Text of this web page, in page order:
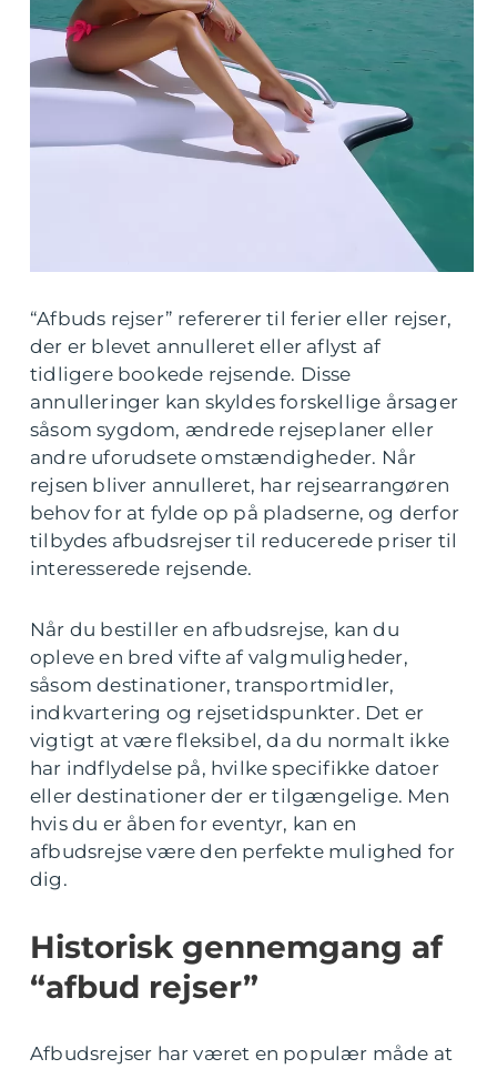
“Afbuds rejser” refererer til ferier eller rejser,
der er blevet annulleret eller aflyst af
tidligere bookede rejsende. Disse
annulleringer kan skyldes forskellige årsager
såsom sygdom, ændrede rejseplaner eller
andre uforudsete omstændigheder. Når
rejsen bliver annulleret, har rejsearrangøren
behov for at fylde op på pladserne, og derfor
tilbydes afbudsrejser til reducerede priser til
interesserede rejsende.
Når du bestiller en afbudsrejse, kan du
opleve en bred vifte af valgmuligheder,
såsom destinationer, transportmidler,
indkvartering og rejsetidspunkter. Det er
vigtigt at være fleksibel, da du normalt ikke
har indflydelse på, hvilke specifikke datoer
eller destinationer der er tilgængelige. Men
hvis du er åben for eventyr, kan en
afbudsrejse være den perfekte mulighed for
dig.
Historisk gennemgang af
“afbud rejser”
Afbudsrejser har været en populær måde at